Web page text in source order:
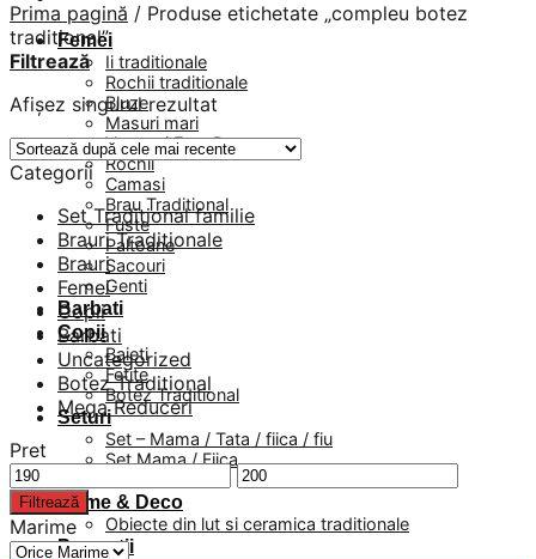
Femei
Ii traditionale
Rochii traditionale
Bluze
Masuri mari
Veste si Fote Dama
Rochii
Camasi
Brau Traditional
Fuste
Paltoane
Sacouri
Genti
Barbati
Copii
Baieti
Fetite
Botez Traditional
Seturi
Set – Mama / Tata / fiica / fiu
Set Mama / Fiica
Home & Deco
Obiecte din lut si ceramica traditionale
Promotii
Prima pagină / Produse etichetate „compleu botez
traditional”
Filtrează
Afișez singurul rezultat
Categorii
Set Traditional familie
Brauri Traditionale
Brauri
Femei
Copii
Barbati
Uncategorized
Botez Traditional
Mega Reduceri
Pret
Preț
minim
Preț
Filtrează
Marime